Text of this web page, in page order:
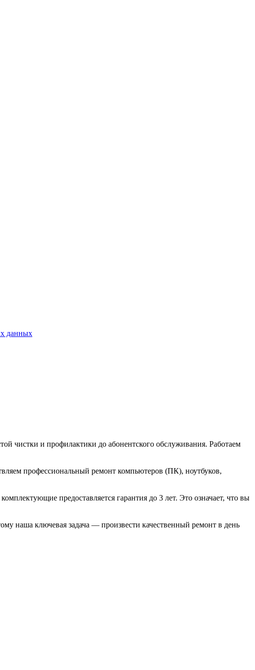
данных
чистки и профилактики до абонентского обслуживания. Работаем
профессиональный ремонт компьютеров (ПК), ноутбуков,
предоставляется гарантия до 3 лет. Это означает, что вы
наша ключевая задача — произвести качественный ремонт в день